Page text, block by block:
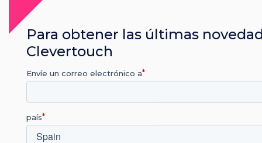
Para obtener las últimas
Clevertouch
Envíe un correo electrónico a
país